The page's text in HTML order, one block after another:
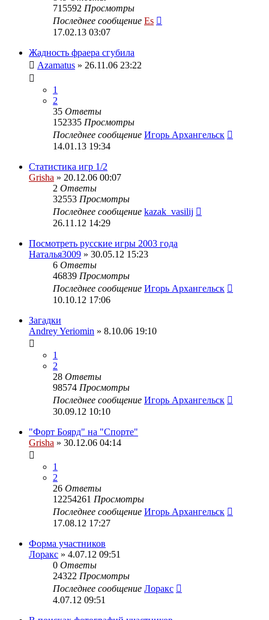
715592 Просмотры
Последнее сообщение Es
17.02.13 03:07
Жадность фраера сгубила
Azamatus » 26.11.06 23:22
1
2
35 Ответы
152335 Просмотры
Последнее сообщение Игорь Архангельск
14.01.13 19:34
Статистика игр 1/2
Grisha » 20.12.06 00:07
2 Ответы
32553 Просмотры
Последнее сообщение kazak_vasilij
26.11.12 14:29
Посмотреть русские игры 2003 года
Наталья3009 » 30.05.12 15:23
6 Ответы
46839 Просмотры
Последнее сообщение Игорь Архангельск
10.10.12 17:06
Загадки
Andrey Yeriomin » 8.10.06 19:10
1
2
28 Ответы
98574 Просмотры
Последнее сообщение Игорь Архангельск
30.09.12 10:10
"Форт Боярд" на "Спорте"
Grisha » 30.12.06 04:14
1
2
26 Ответы
12254261 Просмотры
Последнее сообщение Игорь Архангельск
17.08.12 17:27
Форма участников
Лоракс » 4.07.12 09:51
0 Ответы
24322 Просмотры
Последнее сообщение Лоракс
4.07.12 09:51